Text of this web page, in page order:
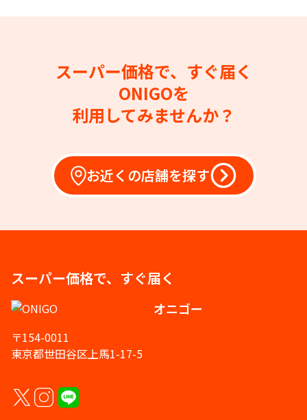
スーパー価格で、すぐ届く
ONIGOを
利用してみませんか？
お近くの店舗を探す
スーパー価格で、すぐ届く
オニゴー
〒154-0011
東京都世田谷区上馬1-17-5